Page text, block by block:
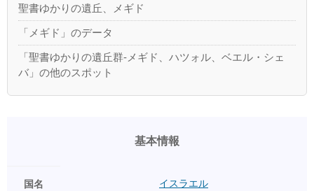
聖書ゆかりの遺丘、メギド
「メギド」のデータ
「聖書ゆかりの遺丘群-メギド、ハツォル、ベエル・シェ
バ」の他のスポット
基本情報
国名 イスラエル